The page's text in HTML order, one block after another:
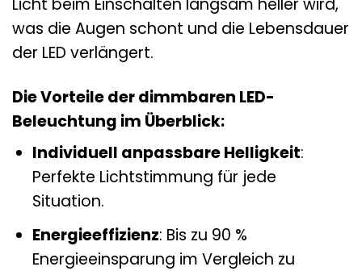
was die Augen schont und die Lebensdauer
der LED verlängert.
Die Vorteile der dimmbaren LED-
Beleuchtung im Überblick:
Individuell anpassbare Helligkeit:
Perfekte Lichtstimmung für jede
Situation.
Energieeffizienz: Bis zu 90 %
Energieeinsparung im Vergleich zu